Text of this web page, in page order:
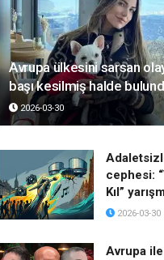
Avrupa ülkesini sarsan
başı kesilmiş halde
2026-03-30
cephesi:
Kıl”
2026-03-30
Avrupa